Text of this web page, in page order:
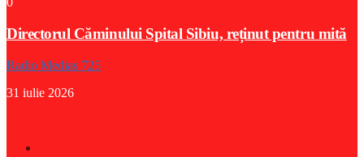
Directorul Căminului Spital Sibiu, reținut pentru mită
Radio Medias 725
31 iulie 2026